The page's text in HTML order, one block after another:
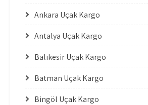
Ankara Uçak Kargo
Antalya Uçak Kargo
Balıkesir Uçak Kargo
Batman Uçak Kargo
Bingöl Uçak Kargo